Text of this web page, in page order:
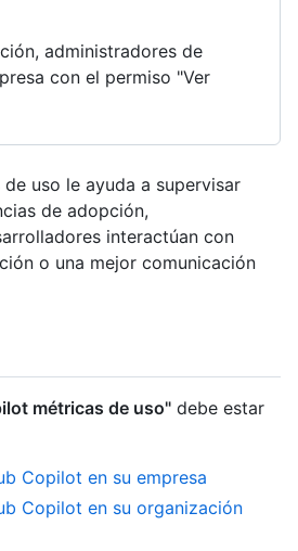
administradores de
con el permiso "Ver
uso le ayuda a supervisar
de adopción,
interactúan con
o una mejor comunicación
métricas de uso" debe estar
Copilot en su empresa
Copilot en su organización